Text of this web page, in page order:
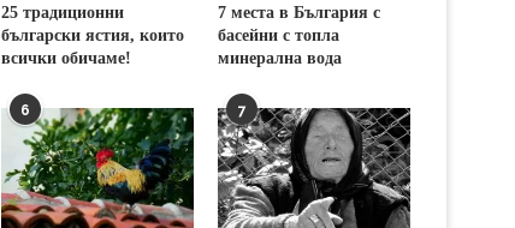
25 традиционни
български ястия, които
всички обичаме!
7 места в България с
басейни с топла
минерална вода
6 7